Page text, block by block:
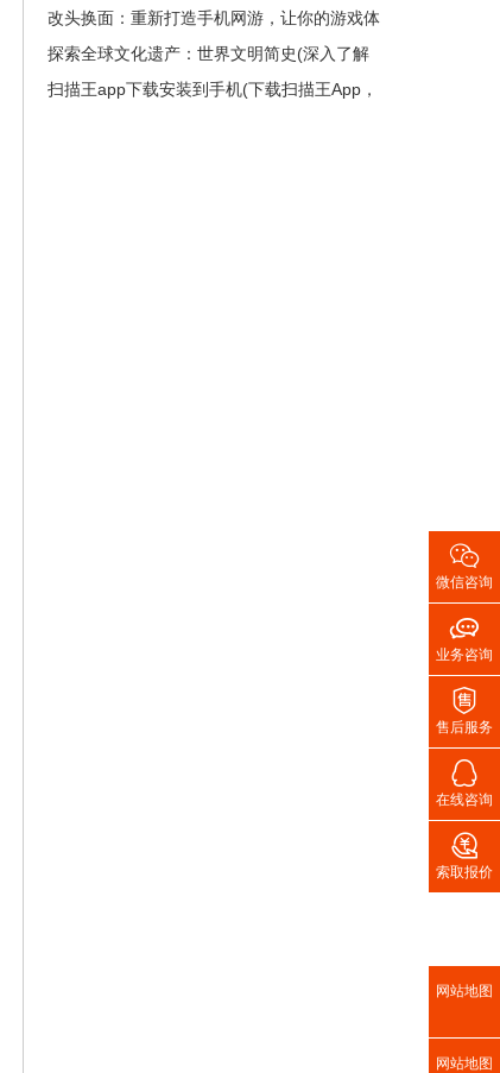
旅》的继续探险)
开启预约，准备好了吗？)
改头换面：重新打造手机网游，让你的游戏体
验翻倍(让你的游戏体验翻倍：打造全新手机
网游)
探索全球文化遗产：世界文明简史(深入了解
世界文化遗产：探索各国文明发展编年史)
扫描王app下载安装到手机(下载扫描王App，

微信咨询

业务咨询

售后服务

在线咨询

索取报价
网站地图
网站地图